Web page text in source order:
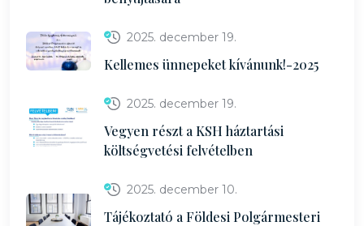
2025. december 19.
Kellemes ünnepeket kívánunk!-2025
2025. december 19.
Vegyen részt a KSH háztartási
költségvetési felvételben
2025. december 10.
Tájékoztató a Földesi Polgármesteri